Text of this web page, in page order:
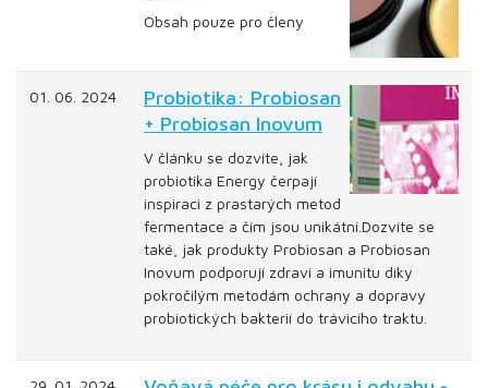
Obsah pouze pro členy
01. 06. 2024
Probiotika: Probiosan
+ Probiosan Inovum
V článku se dozvíte, jak
probiotika Energy čerpají
inspiraci z prastarých metod
fermentace a čím jsou unikátní.Dozvíte se
také, jak produkty Probiosan a Probiosan
Inovum podporují zdraví a imunitu díky
pokročilým metodám ochrany a dopravy
probiotických bakterií do trávicího traktu.